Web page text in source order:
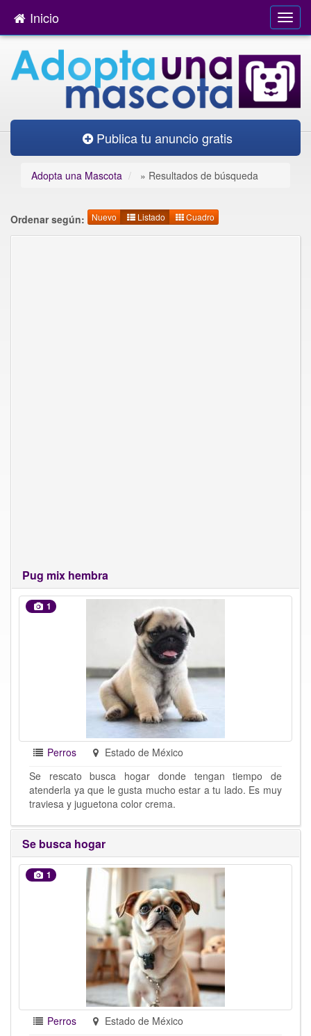
Inicio
Publica tu anuncio gratis
Adopta una Mascota » Resultados de búsqueda
Ordenar según: Nuevo Listado Cuadro
Pug mix hembra
1
Perros
Estado de México
Se rescato busca hogar donde tengan tiempo de
atenderla ya que le gusta mucho estar a tu lado. Es muy
traviesa y juguetona color crema.
Se busca hogar
1
Perros
Estado de México